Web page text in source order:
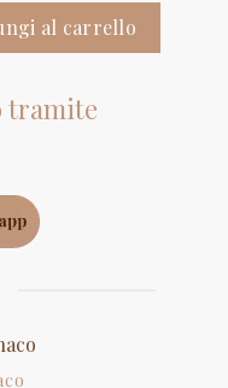
al carrello
tramite